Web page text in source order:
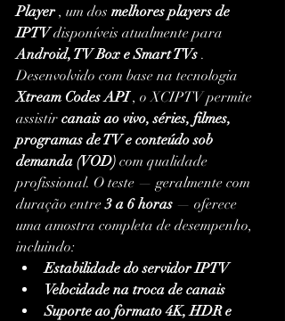
Player , um dos melhores players de
IPTV disponíveis atualmente para
Android, TV Box e Smart TVs .
Desenvolvido com base na tecnologia
Xtream Codes API , o XCIPTV permite
assistir canais ao vivo, séries, filmes,
programas de TV e conteúdo sob
demanda (VOD) com qualidade
profissional. O teste — geralmente com
duração entre 3 a 6 horas — oferece
uma amostra completa de desempenho,
incluindo:
Estabilidade do servidor IPTV
Velocidade na troca de canais
Suporte ao formato 4K, HDR e